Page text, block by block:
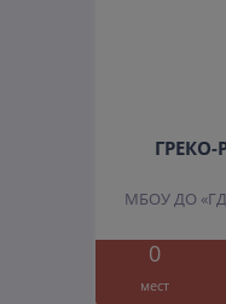
МБОУ ДО
0
мест